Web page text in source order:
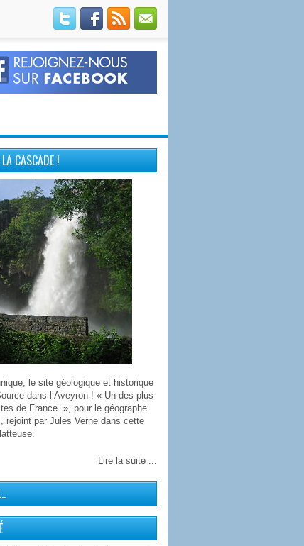
CASCADE !
le site géologique et historique
dans l’Aveyron ! « Un des plus
de France. », pour le géographe
rejoint par Jules Verne dans cette
Lire la suite ...